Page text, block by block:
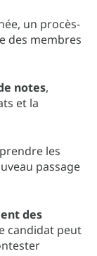
un procès-
des membres
notes,
et la
les
passage
des
candidat peut